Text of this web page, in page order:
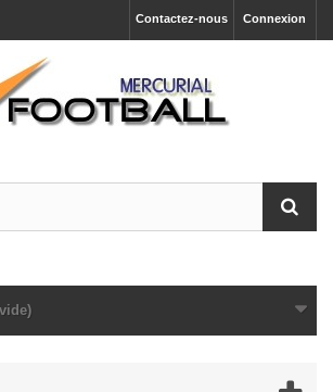
Connexion
Contactez-nous